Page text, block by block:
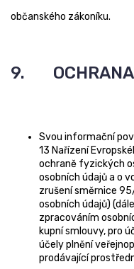
občanského zákoníku.
9. OCHRANA
Svou informační
13 Nařízení
ochraně fyzických
osobních údajů a o
zrušení směrnice
osobních údajů)
zpracováním
kupní smlouvy, pro
účely plnění
prodávající